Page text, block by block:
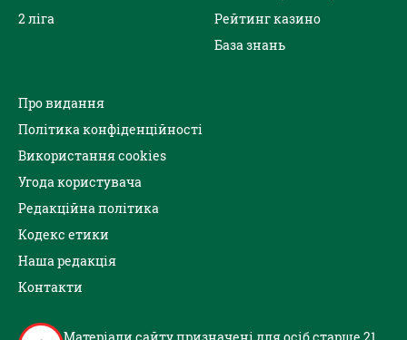
2 ліга
Рейтинг казино
База знань
Про видання
Політика конфіденційності
Використання cookies
Угода користувача
Редакційна політика
Кодекс етики
Наша редакція
Контакти